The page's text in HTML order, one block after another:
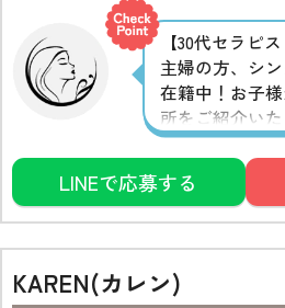
【30代セラピ
主婦の方、シ
在籍中！お子
所をご紹介い
ンズエステで
も聞いてみた
す！体験入店
お気軽にご相
LINEで応募する
KAREN(カレン)